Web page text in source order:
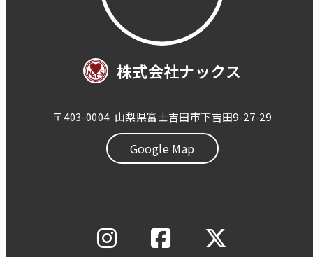
株式会社ナックス
〒403-0004 山梨県富士吉田市下吉田9-27-29
Google Map